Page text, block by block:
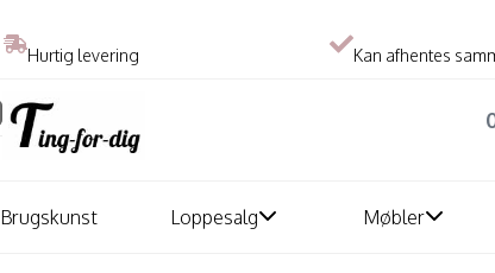
Hurtig levering Kan afhentes
Brugskunst Loppesalg Møbler